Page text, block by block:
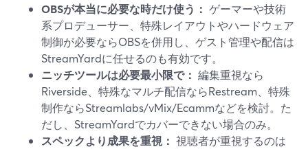
OBSが本当に必要な時だけ使う： ゲーマーや技術
系プロデューサー、特殊レイアウトやハードウェア
制御が必要ならOBSを併用し、ゲスト管理や配信は
StreamYardに任せるのも有効です。
ニッチツールは必要最小限で： 編集重視なら
Riverside、特殊なマルチ配信ならRestream、特殊
制作ならStreamlabs/vMix/Ecammなどを検討。た
だし、StreamYardでカバーできない場合のみ。
スペックより成果を重視： 視聴者が重視するのは